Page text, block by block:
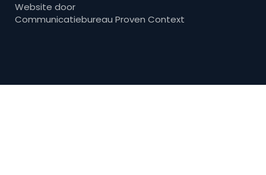
Website door
Communicatiebureau Proven Context